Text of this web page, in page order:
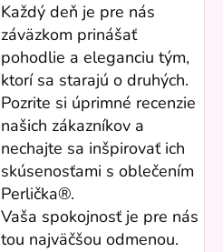
Každý deň je pre nás
záväzkom prinášať
pohodlie a eleganciu tým,
ktorí sa starajú o druhých.
Pozrite si úprimné recenzie
našich zákazníkov a
nechajte sa inšpirovať ich
skúsenosťami s oblečením
Perlička®.
Vaša spokojnosť je pre nás
tou najväčšou odmenou.